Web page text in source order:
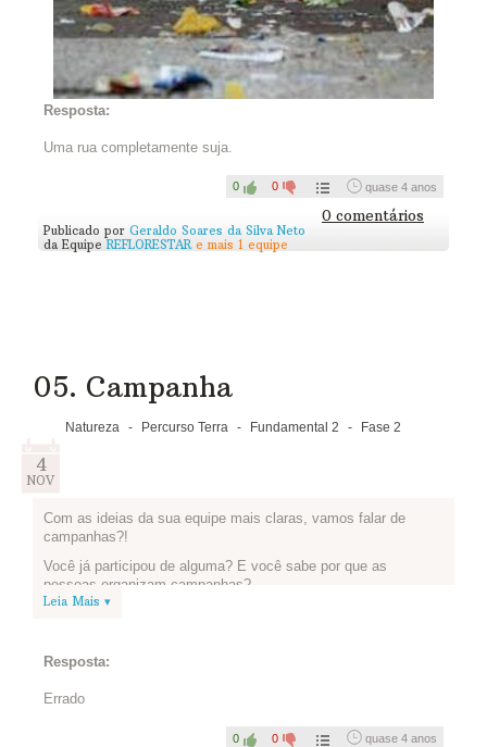
Resposta:
Uma rua completamente suja.
0 0 quase 4 anos
0 comentários
Publicado por Geraldo Soares da Silva Neto
da Equipe REFLORESTARe mais 1 equipe
05. Campanha
Natureza - Percurso Terra - Fundamental 2 - Fase 2
4
NOV
Com as ideias da sua equipe mais claras, vamos falar de
campanhas?!
Você já participou de alguma? E você sabe por que as
pessoas organizam campanhas?
& Fun(esse link vai para uma página do Facebook, verifique
vimos na fase anterior? Vamos pensar sobre a nossa
Leia Mais ▾
Resposta:
Errado
0 0 quase 4 anos